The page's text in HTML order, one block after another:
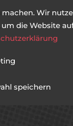
machen. Wir
die Website
speichern